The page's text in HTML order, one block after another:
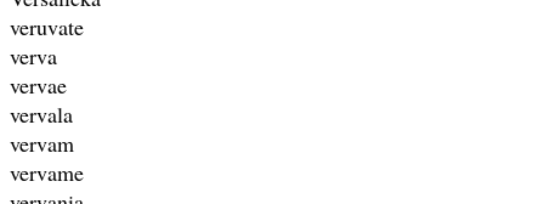
veruvate
verva
vervae
vervala
vervam
vervame